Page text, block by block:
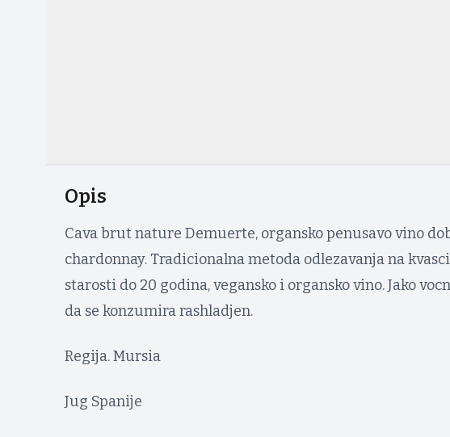
Opis
Cava brut nature Demuerte, organsko penusavo vino
chardonnay. Tradicionalna metoda odlezavanja na
starosti do 20 godina, vegansko i organsko vino. Jako
da se konzumira rashladjen.
Regija. Mursia
Jug Spanije